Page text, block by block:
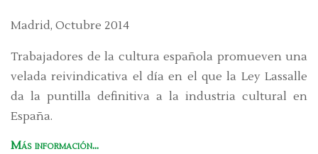
Madrid, Octubre 2014
Trabajadores de la cultura española promueven una
velada reivindicativa el día en el que la Ley Lassalle
da la puntilla definitiva a la industria cultural en
España.
Más información...